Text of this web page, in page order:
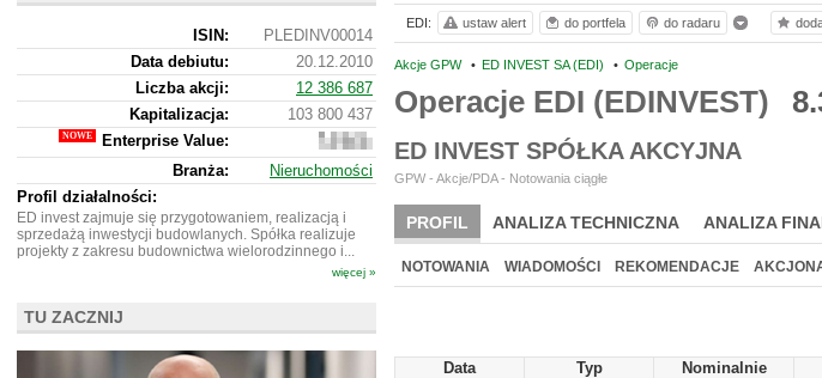
Akcje GPW • ED INVEST SA (EDI) • Operacje
Operacje EDI (EDINVEST)
ED INVEST SPÓŁKA AKCYJNA
GPW - Akcje/PDA - Notowania ciągłe
PROFIL ANALIZA TECHNICZNA ANALIZA
NOTOWANIA WIADOMOŚCI REKOMENDACJE
Data Typ Nominalnie
EDI: ustaw alert do portfela do radaru
ISIN:
PLEDINV00014
Data debiutu:
20.12.2010
Liczba akcji:
12 386 687
Kapitalizacja:
103 800 437
Enterprise Value:
107
149
437
Branża:
Nieruchomości
Profil działalności:
ED invest zajmuje się przygotowaniem, realizacją i
sprzedażą inwestycji budowlanych. Spółka realizuje
projekty z zakresu budownictwa wielorodzinnego i...
więcej »
TU ZACZNIJ